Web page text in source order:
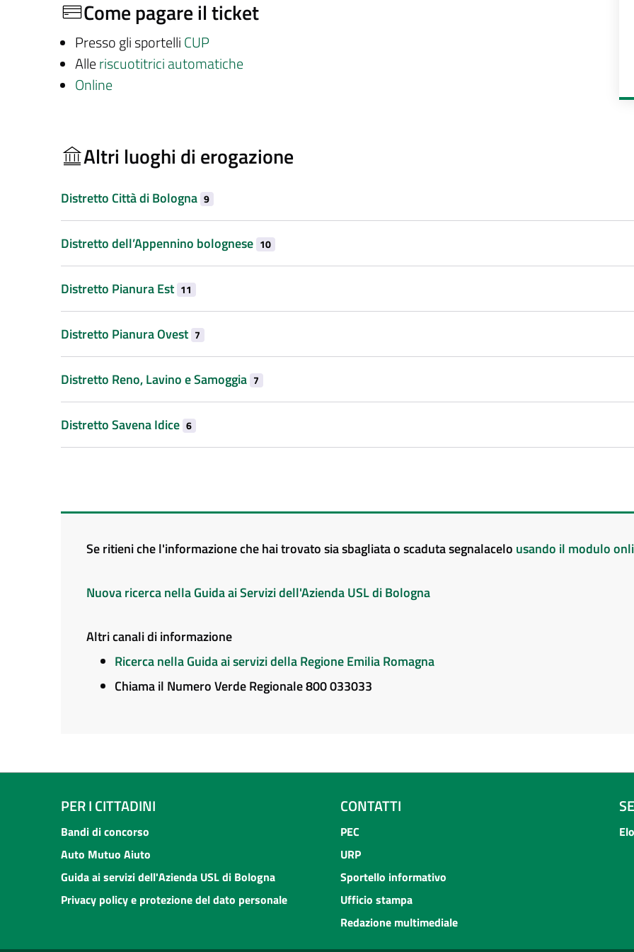
Come pagare il ticket
Presso gli sportelli CUP
Alleriscuotitrici automatiche
Online
Altri luoghi di erogazione
Distretto Città di Bologna 9
Distretto dell’Appennino bolognese 10
Distretto Pianura Est 11
Distretto Pianura Ovest 7
Distretto Reno, Lavino e Samoggia 7
Distretto Savena Idice 6
Se ritieni che l'informazione che hai trovato sia sbagliata o scaduta segnalacelo usando il modulo
Nuova ricerca nella Guida ai Servizi dell'Azienda USL di Bologna
Altri canali di informazione
Ricerca nella Guida ai servizi della Regione Emilia Romagna
Chiama il Numero Verde Regionale 800 033033
PER I CITTADINI
Bandi di concorso
Auto Mutuo Aiuto
Guida ai servizi dell'Azienda USL di Bologna
Privacy policy e protezione del dato personale
CONTATTI
PEC
URP
Sportello informativo
Ufficio stampa
Redazione multimediale